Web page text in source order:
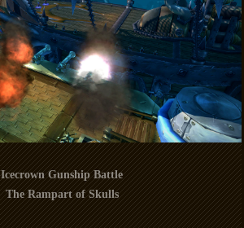
Icecrown Gunship Battle
The Rampart of Skulls